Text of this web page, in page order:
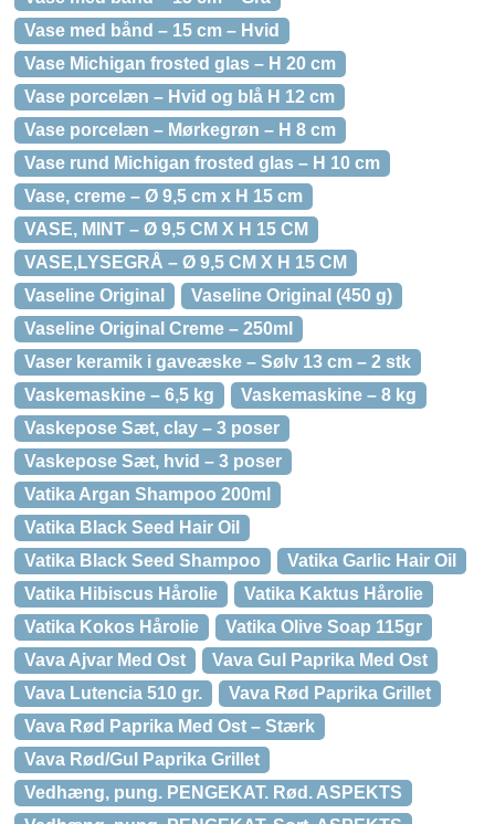
Vase med bånd – 15 cm – Hvid
Vase Michigan frosted glas – H 20 cm
Vase porcelæn – Hvid og blå H 12 cm
Vase porcelæn – Mørkegrøn – H 8 cm
Vase rund Michigan frosted glas – H 10 cm
Vase, creme – Ø 9,5 cm x H 15 cm
VASE, MINT – Ø 9,5 CM X H 15 CM
VASE,LYSEGRÅ – Ø 9,5 CM X H 15 CM
Vaseline Original
Vaseline Original (450 g)
Vaseline Original Creme – 250ml
Vaser keramik i gaveæske – Sølv 13 cm – 2 stk
Vaskemaskine – 6,5 kg
Vaskemaskine – 8 kg
Vaskepose Sæt, clay – 3 poser
Vaskepose Sæt, hvid – 3 poser
Vatika Argan Shampoo 200ml
Vatika Black Seed Hair Oil
Vatika Black Seed Shampoo
Vatika Garlic Hair Oil
Vatika Hibiscus Hårolie
Vatika Kaktus Hårolie
Vatika Kokos Hårolie
Vatika Olive Soap 115gr
Vava Ajvar Med Ost
Vava Gul Paprika Med Ost
Vava Lutencia 510 gr.
Vava Rød Paprika Grillet
Vava Rød Paprika Med Ost – Stærk
Vava Rød/Gul Paprika Grillet
Vedhæng, pung. PENGEKAT. Rød. ASPEKTS